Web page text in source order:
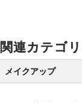
関連カテゴリ
メイクアップ